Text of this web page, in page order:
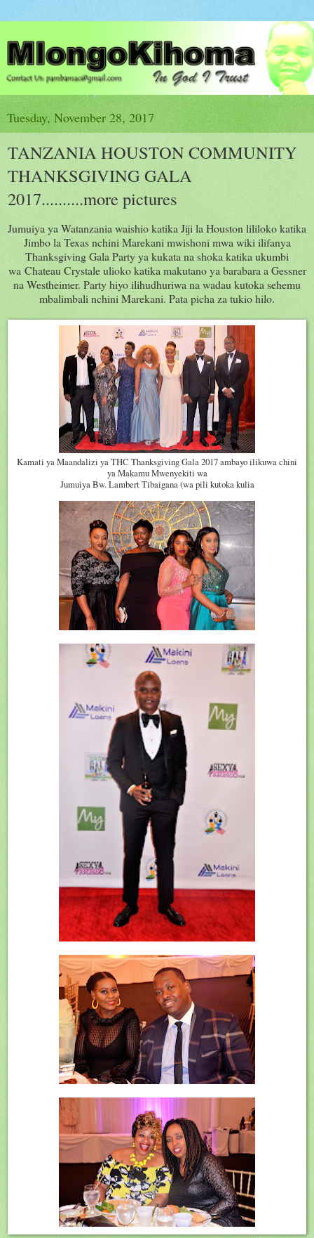
Tuesday, November 28, 2017
TANZANIA HOUSTON COMMUNITY
THANKSGIVING GALA
2017..........more pictures
Jumuiya ya Watanzania waishio katika Jiji la Houston lililoko katika
Jimbo la Texas nchini Marekani mwishoni mwa wiki ilifanya
Thanksgiving Gala Party ya kukata na shoka katika ukumbi
wa Chateau Crystale ulioko katika makutano ya barabara a Gessner
na Westheimer. Party hiyo ilihudhuriwa na wadau kutoka sehemu
mbalimbali nchini Marekani. Pata picha za tukio hilo.
Kamati ya Maandalizi ya THC Thanksgiving Gala 2017 ambayo ilikuwa chini
ya Makamu Mwenyekiti wa
Jumuiya Bw. Lambert Tibaigana (wa pili kutoka kulia